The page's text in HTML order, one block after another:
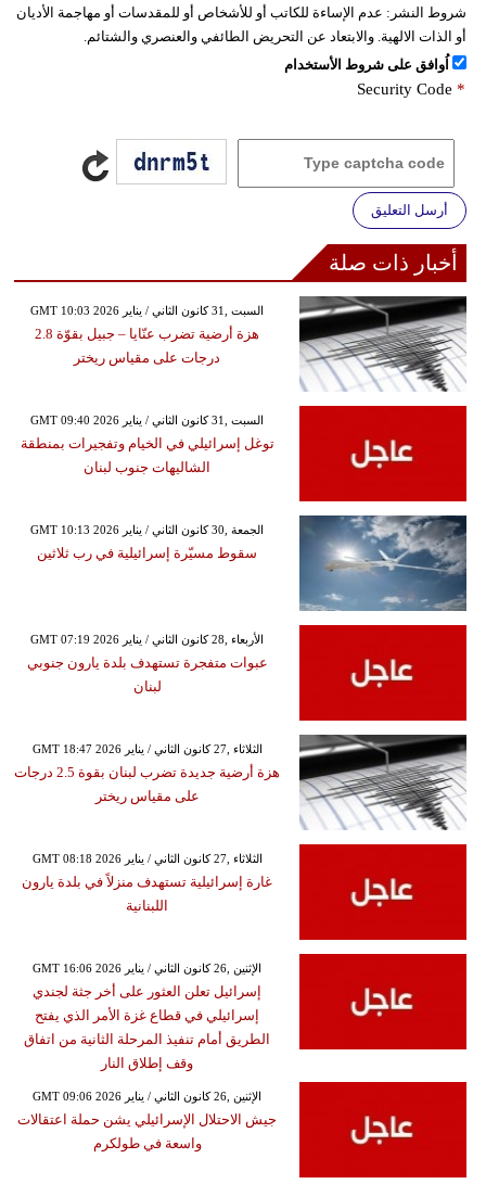
شروط النشر: عدم الإساءة للكاتب أو للأشخاص أو للمقدسات أو مهاجمة الأديان
أو الذات الالهية. والابتعاد عن التحريض الطائفي والعنصري والشتائم.
اُوافق على شروط الأستخدام
Security Code *
أرسل التعليق
أخبار ذات صلة
GMT 10:03 2026 السبت ,31 كانون الثاني / يناير
هزة أرضية تضرب عنّايا – جبيل بقوّة 2.8
درجات على مقياس ريختر
GMT 09:40 2026 السبت ,31 كانون الثاني / يناير
توغل إسرائيلي في الخيام وتفجيرات بمنطقة
الشاليهات جنوب لبنان
GMT 10:13 2026 الجمعة ,30 كانون الثاني / يناير
سقوط مسيّرة إسرائيلية في رب ثلاثين
GMT 07:19 2026 الأربعاء ,28 كانون الثاني / يناير
عبوات متفجرة تستهدف بلدة يارون جنوبي
لبنان
GMT 18:47 2026 الثلاثاء ,27 كانون الثاني / يناير
هزة أرضية جديدة تضرب لبنان بقوة 2.5 درجات
على مقياس ريختر
GMT 08:18 2026 الثلاثاء ,27 كانون الثاني / يناير
غارة إسرائيلية تستهدف منزلاً في بلدة يارون
اللبنانية
GMT 16:06 2026 الإثنين ,26 كانون الثاني / يناير
إسرائيل تعلن العثور على أخر جثة لجندي
إسرائيلي في قطاع غزة الأمر الذي يفتح
الطريق أمام تنفيذ المرحلة الثانية من اتفاق
وقف إطلاق النار
GMT 09:06 2026 الإثنين ,26 كانون الثاني / يناير
جيش الاحتلال الإسرائيلي يشن حملة اعتقالات
واسعة في طولكرم